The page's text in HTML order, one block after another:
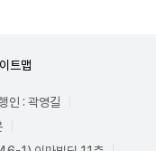
트맵
인 : 곽영길